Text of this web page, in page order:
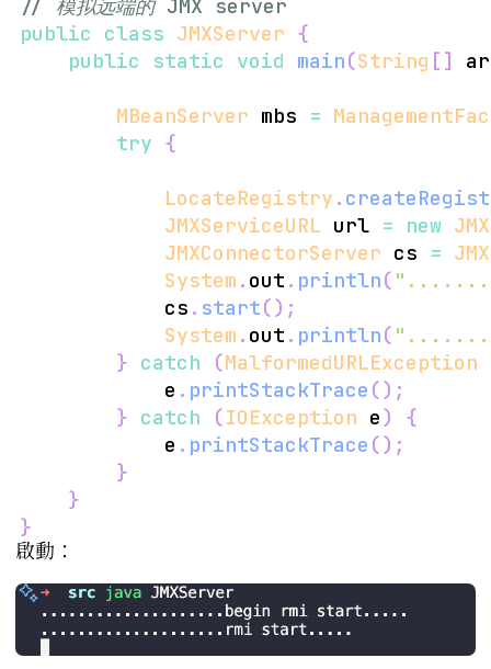
public class JMXServer {
public
static void main(String [ ]
MBeanServer mbs =
try {
LocateRegistry .
JMXServiceURL url = new
JMXConnectorServer cs =
System . out . println(
            cs
. start() ;
System . out . println(
} catch (MalformedURLException
            e
. printStackTrace () ;
} catch (IOException e)
{
            e
. printStackTrace () ;
}
}
}
啟動：